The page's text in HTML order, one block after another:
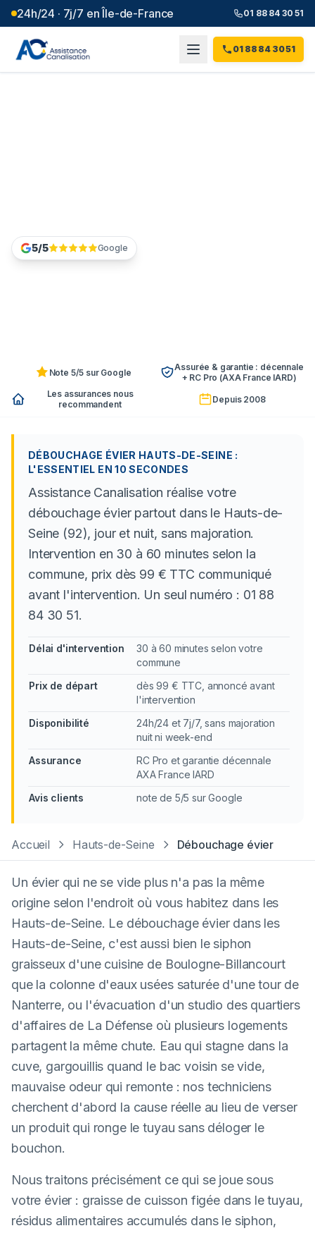
24h/24 · 7j/7 en Île-de-France 01 88 84 30 51
01 88 84 30 51
5/5 Google
Note 5/5 sur Google
Assurée & garantie : décennale
+ RC Pro (AXA France IARD)
Les assurances nous
recommandent
Depuis 2008
DÉBOUCHAGE ÉVIER HAUTS-DE-SEINE :
L'ESSENTIEL EN 10 SECONDES
Assistance Canalisation réalise votre
débouchage évier partout dans le Hauts-de-
Seine (92), jour et nuit, sans majoration.
Intervention en 30 à 60 minutes selon la
commune, prix dès 99 € TTC communiqué
avant l'intervention. Un seul numéro : 01 88
84 30 51.
Délai d'intervention
30 à 60 minutes selon votre
commune
Prix de départ
dès 99 € TTC, annoncé avant
l'intervention
Disponibilité
24h/24 et 7j/7, sans majoration
nuit ni week-end
Assurance
RC Pro et garantie décennale
AXA France IARD
Avis clients
note de 5/5 sur Google
Accueil Hauts-de-Seine Débouchage évier
Un évier qui ne se vide plus n'a pas la même
origine selon l'endroit où vous habitez dans les
Hauts-de-Seine. Le débouchage évier dans les
Hauts-de-Seine, c'est aussi bien le siphon
graisseux d'une cuisine de Boulogne-Billancourt
que la colonne d'eaux usées saturée d'une tour de
Nanterre, ou l'évacuation d'un studio des quartiers
d'affaires de La Défense où plusieurs logements
partagent la même chute. Eau qui stagne dans la
cuve, gargouillis quand le bac voisin se vide,
mauvaise odeur qui remonte : nos techniciens
cherchent d'abord la cause réelle au lieu de verser
un produit qui ronge le tuyau sans déloger le
bouchon.
Nous traitons précisément ce qui se joue sous
votre évier : graisse de cuisson figée dans le tuyau,
résidus alimentaires accumulés dans le siphon,